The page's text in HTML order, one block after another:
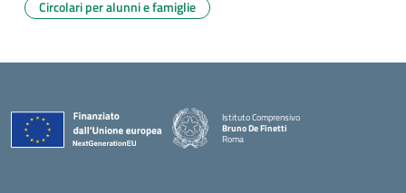
Circolari per alunni e famiglie
Istituto Comprensivo
Bruno De Finetti
Roma